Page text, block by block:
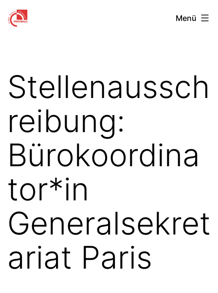
Zum
Inhalt
Centre
Provence
Menü
Stellenaussch
reibung:
Bürokoordina
tor*in
Generalsekret
ariat Paris